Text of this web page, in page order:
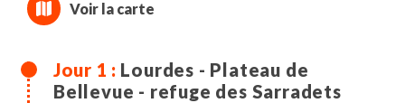
Lourdes - Plateau de
Bellevue - refuge des Sarradets